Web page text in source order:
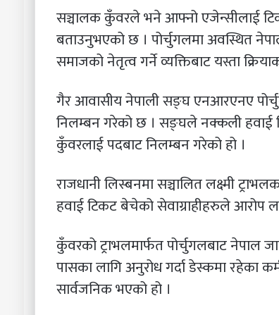
सञ्चालक कुँवरले भने आफ्नो एजेन्सीलाई
बताउनुभएको छ । पोर्चुगलमा अवस्थित
समाजको नेतृत्व गर्ने व्यक्तिबाट यस्ता
गैर आवासीय नेपाली सङ्घ एनआरएनए
निलम्बन गरेको छ । सङ्घले नक्कली हवाई
कुँवरलाई पदबाट निलम्बन गरेको हो ।
राजधानी लिस्बनमा सञ्चालित लक्ष्मी
हवाई टिकट बेचेको सेवाग्राहीहरुले आरोप
कुँवरको ट्राभलमार्फत पोर्चुगलबाट नेपाल
पासका लागि अनुरोध गर्दा डेस्कमा रहेका
सार्वजनिक भएको हो ।